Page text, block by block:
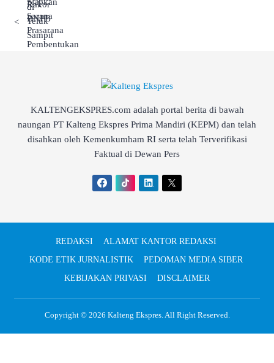
<
KALTENGEKSPRES.com adalah portal berita di bawah
naungan PT Kalteng Ekspres Prima Mandiri (KEPM) dan telah
disahkan oleh Kemenkumham RI serta telah Terverifikasi
Faktual di Dewan Pers
REDAKSI
ALAMAT KANTOR REDAKSI
KODE ETIK JURNALISTIK
PEDOMAN MEDIA SIBER
KEBIJAKAN PRIVASI
DISCLAIMER
Copyright © 2026 Kalteng Ekspres. All Right Reserved.